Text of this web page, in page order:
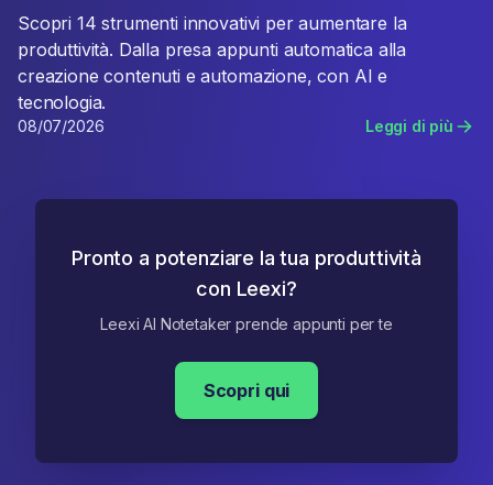
Scopri 14 strumenti innovativi per aumentare la
produttività. Dalla presa appunti automatica alla
creazione contenuti e automazione, con AI e
tecnologia.
08/07/2026 Leggi di più
Pronto a potenziare la tua produttività
con Leexi?
Leexi AI Notetaker prende appunti per te
Scopri qui